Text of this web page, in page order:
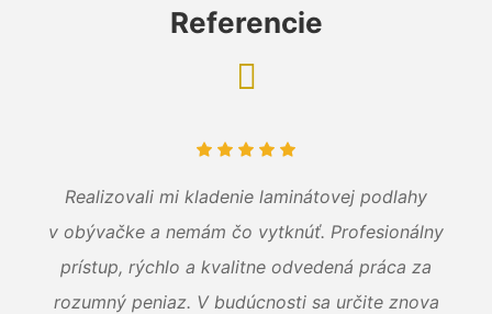
Referencie
Realizovali mi kladenie laminátovej podlahy
v obývačke a nemám čo vytknúť. Profesionálny
prístup, rýchlo a kvalitne odvedená práca za
rozumný peniaz. V budúcnosti sa určite znova